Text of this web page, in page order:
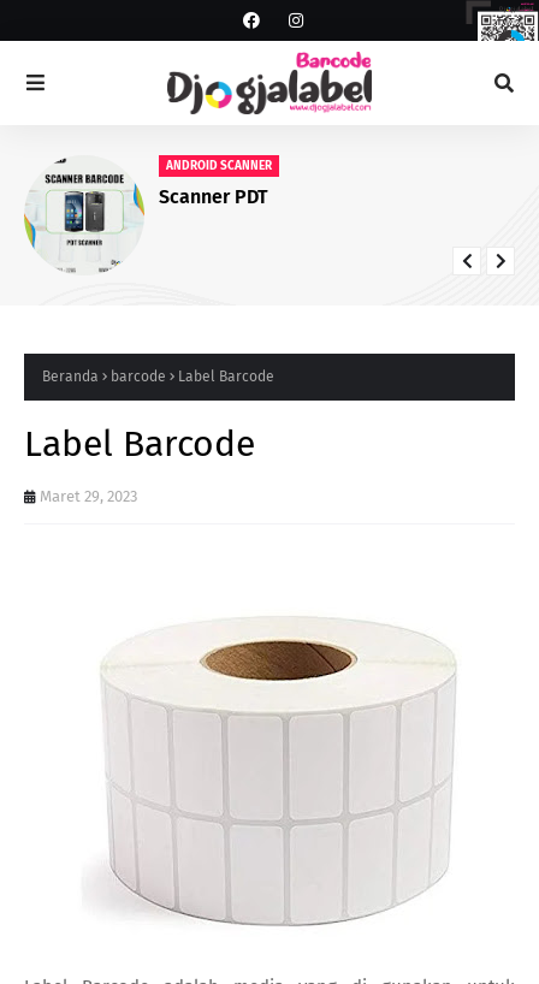
ANDROID SCANNER
Scanner PDT
Beranda barcode Label Barcode
Label Barcode
Maret 29, 2023